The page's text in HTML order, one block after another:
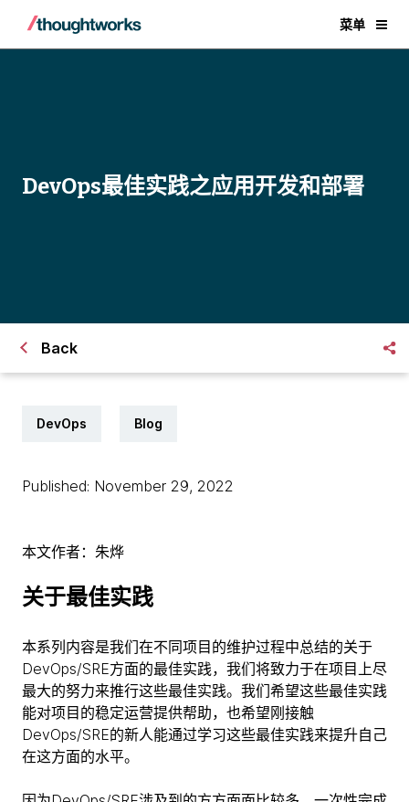
菜单
DevOps最佳实践之应用开发和部署
Back
DevOps Blog
Published: November 29, 2022
本文作者：朱烨
关于最佳实践
本系列内容是我们在不同项目的维护过程中总结的关于
DevOps/SRE方面的最佳实践，我们将致力于在项目上尽
最大的努力来推行这些最佳实践。我们希望这些最佳实践
能对项目的稳定运营提供帮助，也希望刚接触
DevOps/SRE的新人能通过学习这些最佳实践来提升自己
在这方面的水平。